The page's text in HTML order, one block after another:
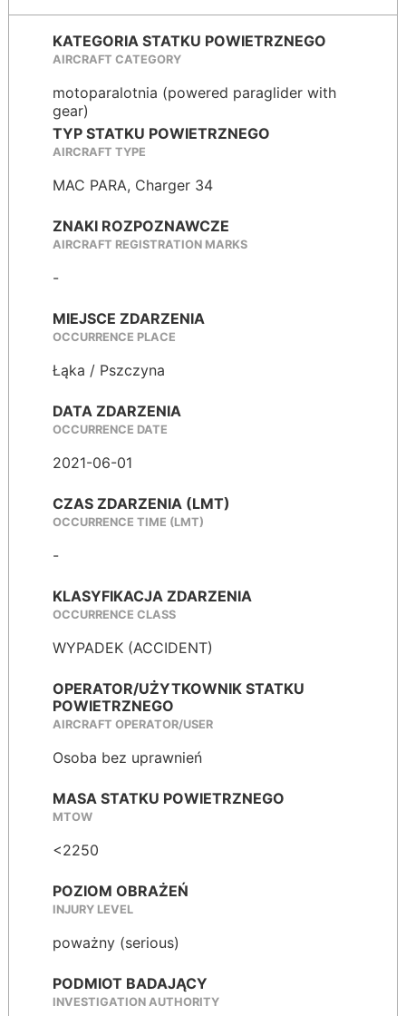
KATEGORIA STATKU POWIETRZNEGO
AIRCRAFT CATEGORY
motoparalotnia (powered paraglider with
gear)
TYP STATKU POWIETRZNEGO
AIRCRAFT TYPE
MAC PARA, Charger 34
ZNAKI ROZPOZNAWCZE
AIRCRAFT REGISTRATION MARKS
-
MIEJSCE ZDARZENIA
OCCURRENCE PLACE
Łąka / Pszczyna
DATA ZDARZENIA
OCCURRENCE DATE
2021-06-01
CZAS ZDARZENIA (LMT)
OCCURRENCE TIME (LMT)
-
KLASYFIKACJA ZDARZENIA
OCCURRENCE CLASS
WYPADEK (ACCIDENT)
OPERATOR/UŻYTKOWNIK STATKU
POWIETRZNEGO
AIRCRAFT OPERATOR/USER
Osoba bez uprawnień
MASA STATKU POWIETRZNEGO
MTOW
<2250
POZIOM OBRAŻEŃ
INJURY LEVEL
poważny (serious)
PODMIOT BADAJĄCY
INVESTIGATION AUTHORITY